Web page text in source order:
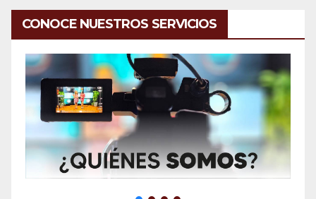
CONOCE NUESTROS SERVICIOS